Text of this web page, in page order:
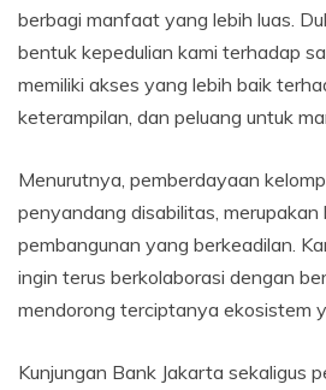
berbagi manfaat yang lebih luas.
bentuk kepedulian kami terhadap
memiliki akses yang lebih baik
keterampilan, dan peluang untuk
Menurutnya, pemberdayaan
penyandang disabilitas,
pembangunan yang berkeadilan.
ingin terus berkolaborasi dengan
mendorong terciptanya ekosistem
Kunjungan Bank Jakarta sekaligus